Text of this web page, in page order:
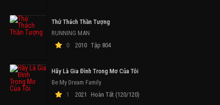
Thử Thách Thần Tượng
RUNNING MAN
0
2010 Tập 804
Hãy Là Gia Đình Trong Mơ Của Tôi
Be My Dream Family
1
2021 Hoàn Tất (120/120)